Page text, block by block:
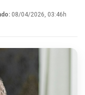
08/04/2026, 03:46h